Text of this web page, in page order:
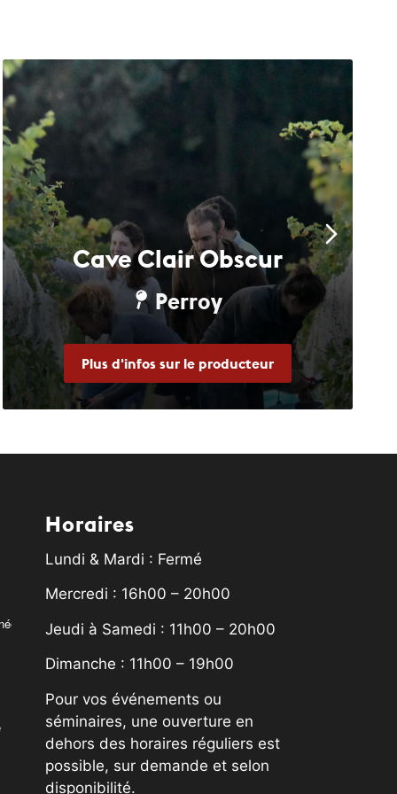
Cave Clair Obscur
Perroy
Plus d'infos sur le producteur
Horaires
Lundi & Mardi : Fermé
Mercredi : 16h00 – 20h00
Jeudi à Samedi : 11h00 – 20h00
Dimanche : 11h00 – 19h00
Pour vos événements ou
séminaires, une ouverture en
dehors des horaires réguliers est
possible, sur demande et selon
disponibilité.